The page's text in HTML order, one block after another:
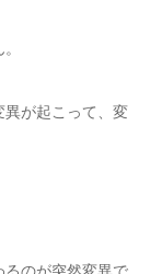
異が起こって、変